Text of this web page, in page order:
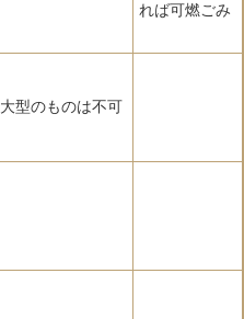
れば可燃ごみ
大型のものは不可